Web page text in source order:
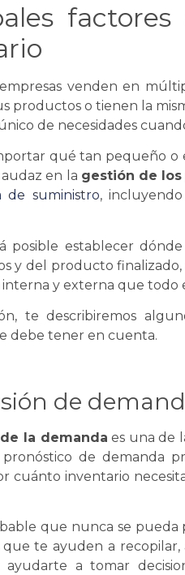
venden en
productos o tienen la
de necesidades
qué tan pequeño
audaz en la gestión de
de suministro,
posible establecer dónde
y del producto
interna y externa que todo
te describiremos
debe tener en cuenta.
de
la demanda es una de
de demanda
cuánto inventario
que nunca se pueda
que te ayuden a
a tomar